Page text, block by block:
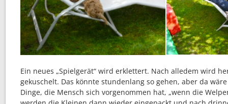
Ein neues „Spielgerät“ wird erklettert. Nach alledem wird
gekuschelt. Das könnte stundenlang so gehen, aber da
Dinge, die Mensch sich vorgenommen hat, „wenn die